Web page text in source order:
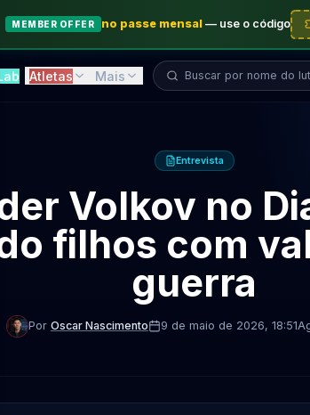
MEMBER OFFER no passe mensal— use o código
Atletas Mais Buscar lutador...
Entrevista
Volkov no
filhos com
guerra
Por Oscar Nascimento 9 de maio de 2026, 18:51